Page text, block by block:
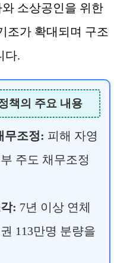
소상공인을 위한
조가 확대되며 구조
다.
책의 주요 내용
무조정: 피해 자영
주도 채무조정
: 7년 이상 연체
113만명 분량을